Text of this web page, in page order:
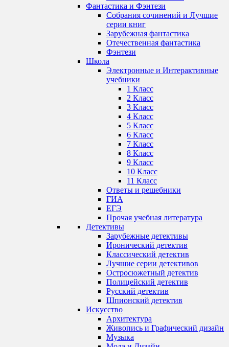
Фантастика и Фэнтези
Собрания сочинений и Лучшие
серии книг
Зарубежная фантастика
Отечественная фантастика
Фэнтези
Школа
Электронные и Интерактивные
учебники
1 Класс
2 Класс
3 Класс
4 Класс
5 Класс
6 Класс
7 Класс
8 Класс
9 Класс
10 Класс
11 Класс
Ответы и решебники
ГИА
ЕГЭ
Прочая учебная литература
Детективы
Зарубежные детективы
Иронический детектив
Классический детектив
Лучшие серии детективов
Остросюжетный детектив
Полицейский детектив
Русский детектив
Шпионский детектив
Искусство
Архитектура
Живопись и Графический дизайн
Музыка